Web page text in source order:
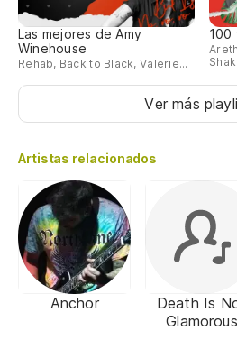
Las mejores de Amy
Winehouse
Rehab, Back to Black, Valerie...
100
Ver más
Artistas relacionados
Anchor
Death Is
Glamorous